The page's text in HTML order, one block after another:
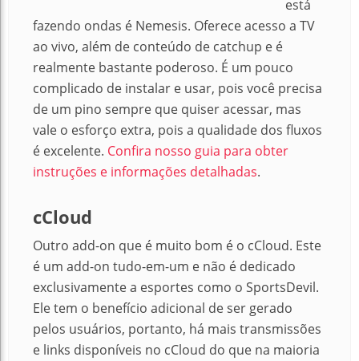
está
fazendo ondas é Nemesis. Oferece acesso a TV
ao vivo, além de conteúdo de catchup e é
realmente bastante poderoso. É um pouco
complicado de instalar e usar, pois você precisa
de um pino sempre que quiser acessar, mas
vale o esforço extra, pois a qualidade dos fluxos
é excelente. Confira nosso guia para obter
instruções e informações detalhadas.
cCloud
Outro add-on que é muito bom é o cCloud. Este
é um add-on tudo-em-um e não é dedicado
exclusivamente a esportes como o SportsDevil.
Ele tem o benefício adicional de ser gerado
pelos usuários, portanto, há mais transmissões
e links disponíveis no cCloud do que na maioria